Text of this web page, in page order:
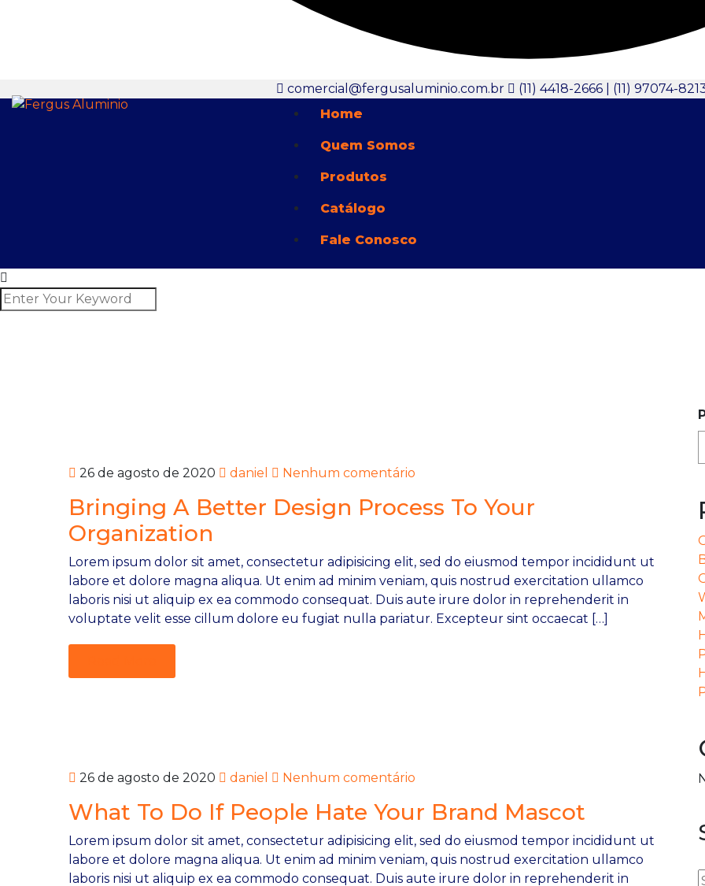
comercial@fergusaluminio.com.br
(11) 4418-2666 | (11) 97074-
Home
Quem Somos
Produtos
Catálogo
Fale Conosco
26 de agosto de 2020 daniel Nenhum comentário
Bringing A Better Design Process To Your
Organization
Lorem ipsum dolor sit amet, consectetur adipisicing elit, sed do eiusmod tempor incididunt ut
labore et dolore magna aliqua. Ut enim ad minim veniam, quis nostrud exercitation ullamco
laboris nisi ut aliquip ex ea commodo consequat. Duis aute irure dolor in reprehenderit in
voluptate velit esse cillum dolore eu fugiat nulla pariatur. Excepteur sint occaecat […]
26 de agosto de 2020 daniel Nenhum comentário
What To Do If People Hate Your Brand Mascot
Lorem ipsum dolor sit amet, consectetur adipisicing elit, sed do eiusmod tempor incididunt ut
labore et dolore magna aliqua. Ut enim ad minim veniam, quis nostrud exercitation ullamco
laboris nisi ut aliquip ex ea commodo consequat. Duis aute irure dolor in reprehenderit in